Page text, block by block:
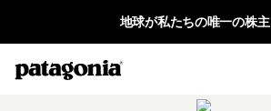
地球が私たちの唯一の株主